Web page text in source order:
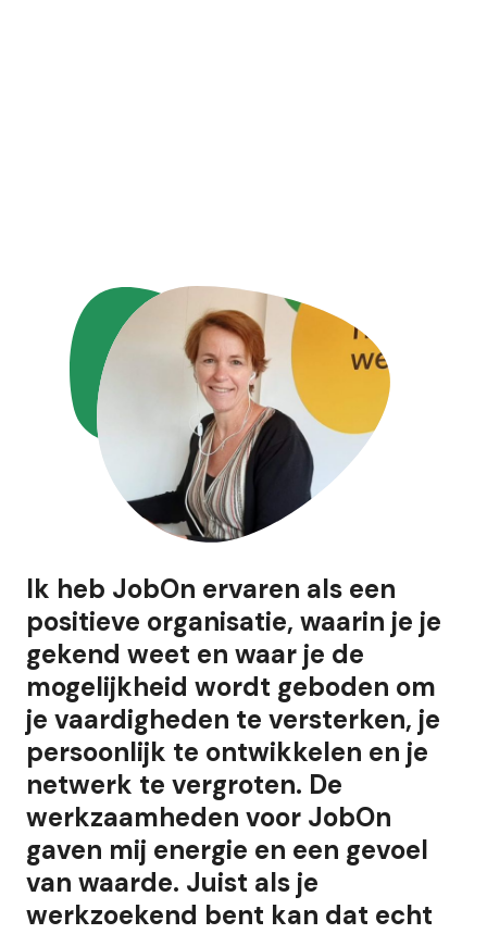
Ik heb JobOn ervaren als een
positieve organisatie, waarin je je
gekend weet en waar je de
mogelijkheid wordt geboden om
je vaardigheden te versterken, je
persoonlijk te ontwikkelen en je
netwerk te vergroten. De
werkzaamheden voor JobOn
gaven mij energie en een gevoel
van waarde. Juist als je
werkzoekend bent kan dat echt